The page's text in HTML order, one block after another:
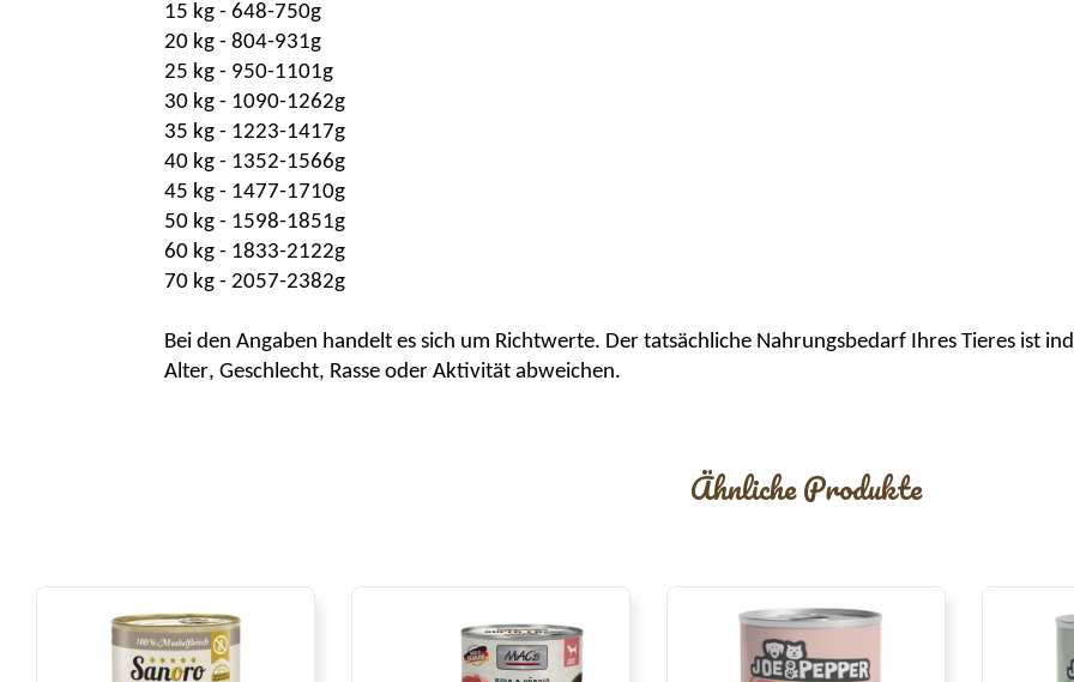
15 kg - 648-750g
20 kg - 804-931g
25 kg - 950-1101g
30 kg - 1090-1262g
35 kg - 1223-1417g
40 kg - 1352-1566g
45 kg - 1477-1710g
50 kg - 1598-1851g
60 kg - 1833-2122g
70 kg - 2057-2382g
Bei den Angaben handelt es sich um Richtwerte. Der tatsächliche Nahrungsbedarf Ihres Tieres ist
Alter, Geschlecht, Rasse oder Aktivität abweichen.
Ähnliche Produkte